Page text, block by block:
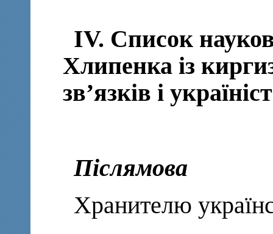
IV. Cписок
Хлипенка із
зв’язків і
Післямова
Хранителю